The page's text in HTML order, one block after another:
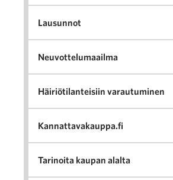
Lausunnot
Neuvottelumaailma
Häiriötilanteisiin varautuminen
Kannattavakauppa.fi
Tarinoita kaupan alalta